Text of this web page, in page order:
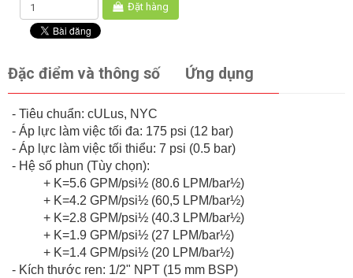
Đặt hàng
Đặc điểm và thông số Ứng dụng
- Tiêu chuẩn: cULus, NYC
- Áp lực làm việc tối đa: 175 psi (12 bar)
- Áp lực làm việc tối thiểu: 7 psi (0.5 bar)
- Hệ số phun (Tùy chọn):
+ K=5.6 GPM/psi½ (80.6 LPM/bar½)
+ K=4.2 GPM/psi½ (60,5 LPM/bar½)
+ K=2.8 GPM/psi½ (40.3 LPM/bar½)
+ K=1.9 GPM/psi½ (27 LPM/bar½)
+ K=1.4 GPM/psi½ (20 LPM/bar½)
- Kích thước ren: 1/2" NPT (15 mm BSP)